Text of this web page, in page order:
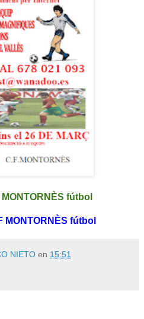
fútbol
MONTORNÈS fútbol
NIETO en 15:51